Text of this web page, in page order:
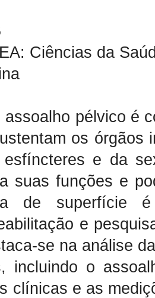
Ciências da
assoalho pélvico é
os órgãos
e da
suas funções e
de superfície
e
se na análise
incluindo o
clínicas e as